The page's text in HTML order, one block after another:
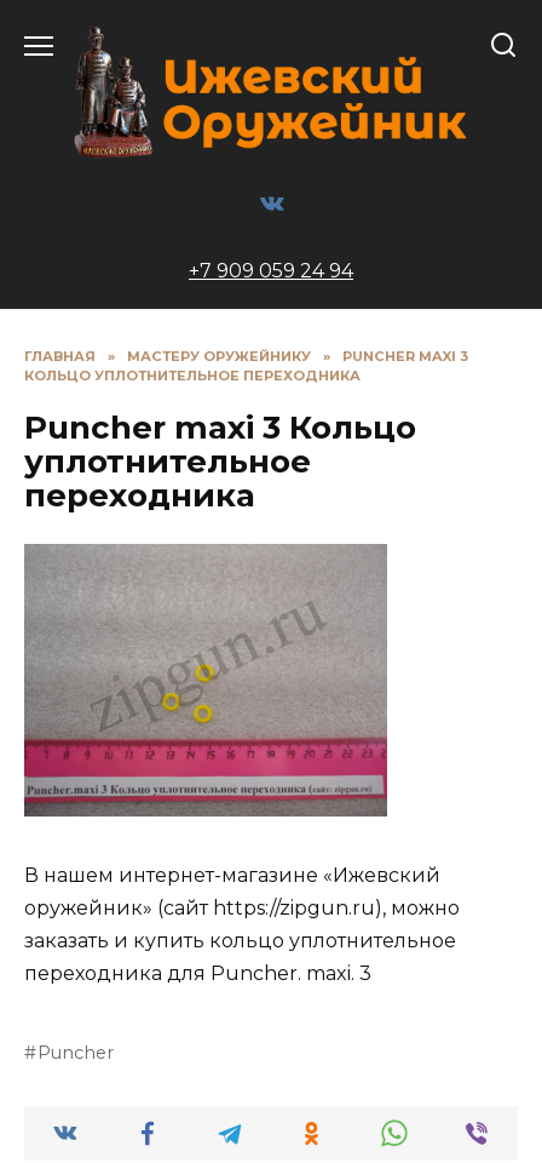
содержанию
+7 909 059 24 94
ГЛАВНАЯ » МАСТЕРУ ОРУЖЕЙНИКУ »
PUNCHER MAXI 3
КОЛЬЦО УПЛОТНИТЕЛЬНОЕ ПЕРЕХОДНИКА
Puncher maxi 3 Кольцо
уплотнительное
переходника
В нашем интернет-магазине «Ижевский
оружейник» (сайт https://zipgun.ru), можно
заказать и купить кольцо уплотнительное
переходника для Puncher. maxi. 3
Puncher